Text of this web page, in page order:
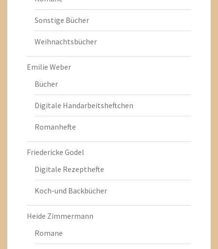
Sonstige Bücher
Weihnachtsbücher
Emilie Weber
Bücher
Digitale Handarbeitsheftchen
Romanhefte
Friedericke Godel
Digitale Rezepthefte
Koch-und Backbücher
Heide Zimmermann
Romane